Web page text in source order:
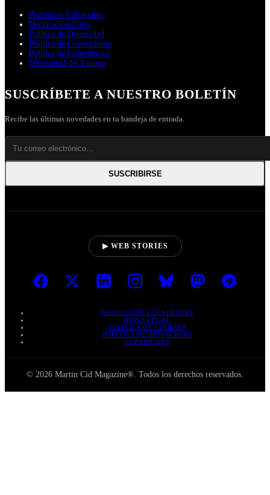
Principios Editoriales
Declaración Ética
Política de Diversidad
Política de Correcciones
Política de Comentarios
Diversidad del Equipo
SUSCRÍBETE A NUESTRO BOLETÍN
Recibe las últimas novedades en tu bandeja de entrada.
SUSCRIBIRSE
▶ WEB STORIES
CONDICIONES GENERALES
AVISO LEGAL
POLÍTICA DE COOKIES
POLÍTICA DE PRIVACIDAD
COPYRIGHTS
© 2026 Martin Cid Magazine®. Todos los derechos reservados.